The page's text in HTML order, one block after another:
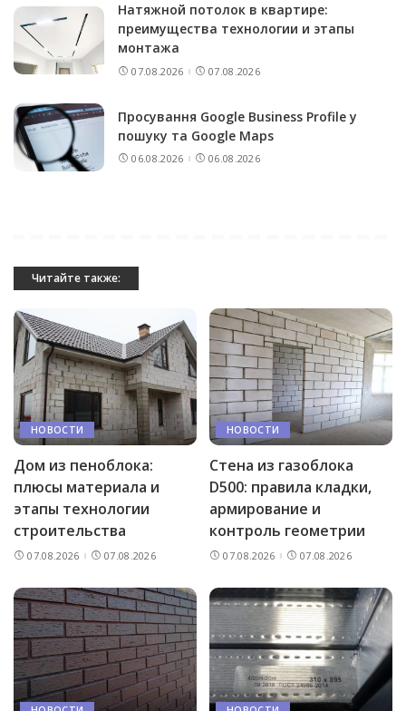
Натяжной потолок в квартире:
преимущества технологии и этапы
монтажа
07.08.2026 07.08.2026
Просування Google Business Profile у
пошуку та Google Maps
06.08.2026 06.08.2026
Читайте также:
НОВОСТИ
Дом из пеноблока:
плюсы материала и
этапы технологии
строительства
07.08.2026 07.08.2026
НОВОСТИ
Стена из газоблока
D500: правила кладки,
армирование и
контроль геометрии
07.08.2026 07.08.2026